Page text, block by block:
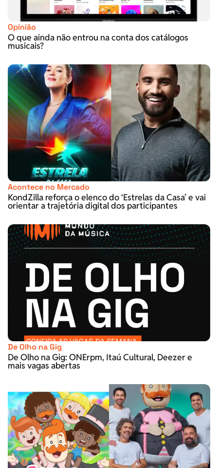
Opinião
O que ainda não entrou na conta dos catálogos
musicais?
Acontece no Mercado
KondZilla reforça o elenco do ‘Estrelas da Casa’ e vai
orientar a trajetória digital dos participantes
De Olho na Gig
De Olho na Gig: ONErpm, Itaú Cultural, Deezer e
mais vagas abertas